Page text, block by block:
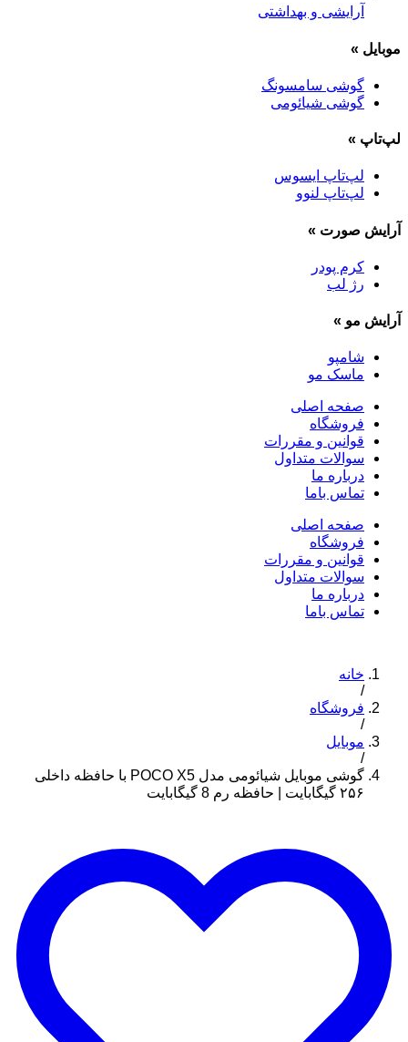
آرایشی و بهداشتی
موبایل »
گوشی سامسونگ
گوشی شیائومی
لپ‌تاپ »
لپ‌تاپ ایسوس
لپ‌تاپ لنوو
آرایش صورت »
کرم پودر
رژ لب
آرایش مو »
شامپو
ماسک مو
صفحه اصلی
فروشگاه
قوانین و مقررات
سوالات متداول
درباره ما
تماس باما
صفحه اصلی
فروشگاه
قوانین و مقررات
سوالات متداول
درباره ما
تماس باما
خانه
/
فروشگاه
/
موبایل
/
گوشی موبایل شیائومی مدل POCO X5 با حافظه داخلی
۲۵۶ گیگابایت | حافظه رم 8 گیگابایت